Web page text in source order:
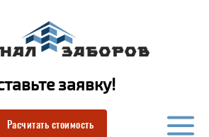
заявку!
Расчитать стоимость